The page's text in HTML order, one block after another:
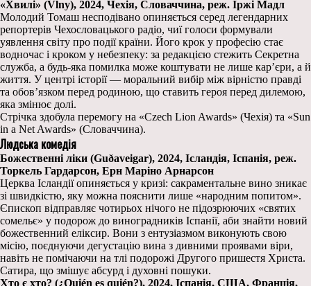
«Хвилі» (Vlny), 2024, Чехія, Словаччина, реж. Їржі Мадл
Молодий Томаш несподівано опиняється серед легендарних
репортерів Чехословацького радіо, чиї голоси формували
уявлення світу про події країни. Його крок у професію стає
водночас і кроком у небезпеку: за редакцією стежить Секретна
служба, а будь-яка помилка може коштувати не лише кар’єри, а й
життя. У центрі історії — моральний вибір між вірністю правді
та обов’язком перед родиною, що ставить героя перед дилемою,
яка змінює долі.
Стрічка здобула перемогу на «Czech Lion Awards» (Чехія) та «Sun
in a Net Awards» (Словаччина).
Людська комедія
Божественні ліки (Guðaveigar), 2024, Ісландія, Іспанія, реж.
Торкель Гардарсон, Ерн Маріно Арнарсон
Церква Ісландії опиняється у кризі: сакраментальне вино зникає
зі швидкістю, яку можна пояснити лише «народним попитом».
Єпископ відправляє чотирьох нічого не підозрюючих «святих
сомельє» у подорож до виноградників Іспанії, аби знайти новий
божественний еліксир. Вони з ентузіазмом виконують свою
місію, поєднуючи дегустацію вина з дивними проявами віри,
навіть не помічаючи на тлі подорожі Другого пришестя Христа.
Сатира, що змішує абсурд і духовні пошуки.
Хто є хто? (¿Quién es quién?), 2024, Іспанія, США, Франція,